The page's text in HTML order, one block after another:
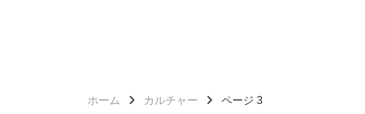
ホーム カルチャー ページ 3